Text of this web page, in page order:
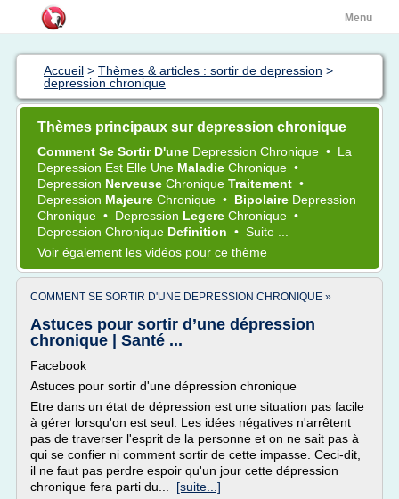
Menu
Accueil > Thèmes & articles : sortir de depression >
depression chronique
Thèmes principaux sur depression chronique
Comment Se Sortir D'une Depression Chronique • La
Depression Est Elle Une Maladie Chronique •
Depression Nerveuse Chronique Traitement •
Depression Majeure Chronique • Bipolaire Depression
Chronique • Depression Legere Chronique •
Depression Chronique Definition • Suite ...
Voir également les vidéos pour ce thème
COMMENT SE SORTIR D'UNE DEPRESSION CHRONIQUE »
Astuces pour sortir d’une dépression
chronique | Santé ...
Facebook
Astuces pour sortir d'une dépression chronique
Etre dans un état de dépression est une situation pas facile
à gérer lorsqu'on est seul. Les idées négatives n'arrêtent
pas de traverser l'esprit de la personne et on ne sait pas à
qui se confier ni comment sortir de cette impasse. Ceci-dit,
il ne faut pas perdre espoir qu'un jour cette dépression
chronique fera parti du... [suite...]